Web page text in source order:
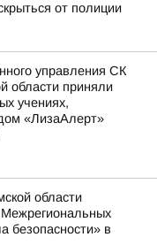
от полиции
управления СК
области приняли
учениях,
«ЛизаАлерт»
области
безопасности» в